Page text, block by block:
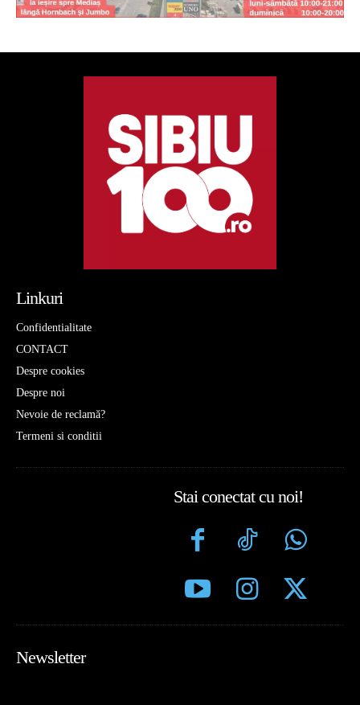
Linkuri
Confidentialitate
CONTACT
Despre cookies
Despre noi
Nevoie de reclamă?
Termeni si conditii
Stai conectat cu noi!
Newsletter